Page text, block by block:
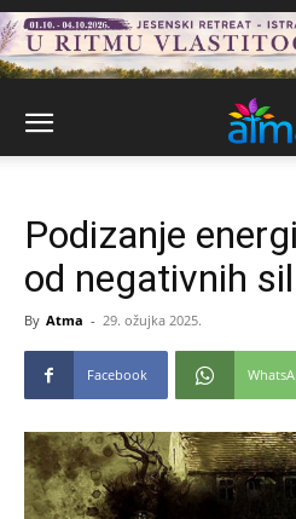
Podizanje
od negativnih
By Atma - 29. ožujka 2025.
Facebook